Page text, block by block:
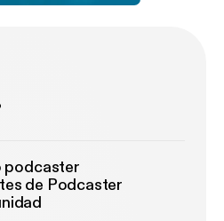
podcaster
de Podcaster